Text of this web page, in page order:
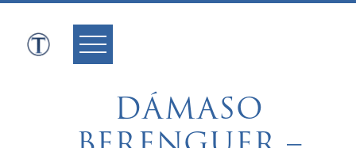
Skip
content
DÁMASO